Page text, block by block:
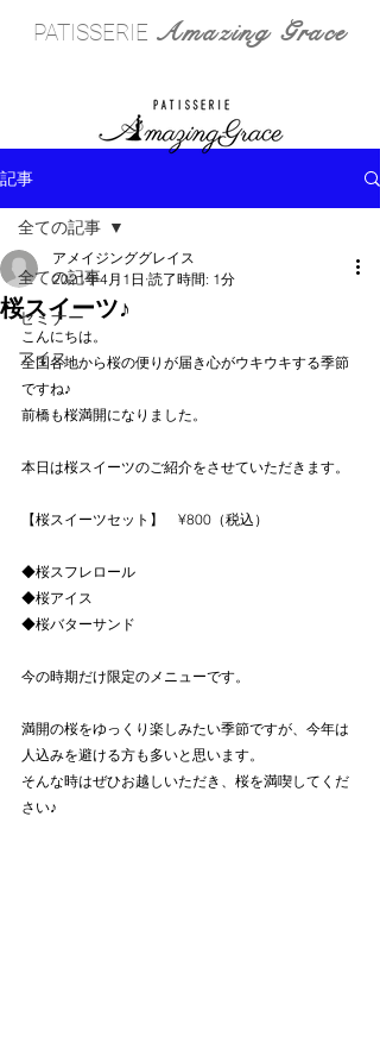
PATISSERIE Amazing Grace
記事
全ての記事
セミナー
アイス
全ての記事
桜スイーツ♪
アメイジンググレイス
2021年4月1日 読了時間: 1分
こんにちは。
全国各地から桜の便りが届き心がウキウキする季節
ですね♪
前橋も桜満開になりました。
本日は桜スイーツのご紹介をさせていただきます。
【桜スイーツセット】　¥800（税込）
◆桜スフレロール
◆桜アイス
◆桜バターサンド
今の時期だけ限定のメニューです。
満開の桜をゆっくり楽しみたい季節ですが、今年は
人込みを避ける方も多いと思います。
そんな時はぜひお越しいただき、桜を満喫してくだ
さい♪